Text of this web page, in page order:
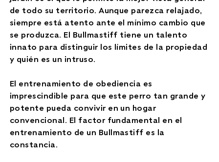
de todo su territorio. Aunque parezca relajado,
siempre está atento ante el mínimo cambio que
se produzca. El Bullmastiff tiene un talento
innato para distinguir los límites de la propiedad
y quién es un intruso.
El entrenamiento de obediencia es
imprescindible para que este perro tan grande y
potente pueda convivir en un hogar
convencional. El factor fundamental en el
entrenamiento de un Bullmastiff es la
constancia.